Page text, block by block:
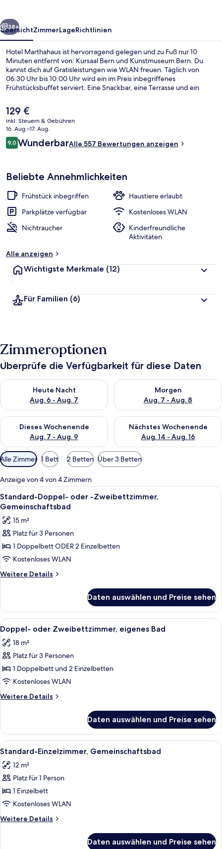
Weiter
38+
ÜbersichtZimmerLageRichtlinien
Hotel Marthahaus ist hervorragend gelegen und zu Fuß nur 10
Minuten entfernt von: Kursaal Bern und Kunstmuseum Bern. Du
kannst dich auf Gratisleistungen wie WLAN freuen. Täglich von
06:30 Uhr bis 10:00 Uhr wird ein im Preis inbegriffenes
Frühstücksbuffet serviert. Eine Snackbar, eine Terrasse und ein
lieben das hilfsbereite Personal und das Frühstück.
Der
aktuelle
Preis
beträgt
129 €.
129 €
inkl. Steuern & Gebühren
16. Aug.–17. Aug.
Bewertungen
9,09,0 von 10.
WunderbarAlle 557 Bewertungen anzeigen
Beliebte Annehmlichkeiten
Frühstück inbegriffen
Haustiere erlaubt
Parkplätze verfügbar
Kostenloses WLAN
Nichtraucher
Kinderfreundliche
Aktivitäten
Alle anzeigen
Wichtigste Merkmale (12)
Für Familien (6)
Zimmeroptionen
Überprüfe die Verfügbarkeit für diese Daten
Heute Nacht
Aug. 6 - Aug. 7
Überprüfe die Verfügbarkeit für heute Nacht, Aug. 6 - Aug. 7.
Morgen
Aug. 7 - Aug. 8
Überprüfe die Verfügbarkeit
Dieses Wochenende
Aug. 7 - Aug. 9
Überprüfe die Verfügbarkeit für dieses Wochenende, Aug. 7
Nächstes Wochenende
Aug. 14 - Aug. 16
Überprüfe die Verfügbarkeit
Verfügbare
Filter
für
Zimmer
Alle Zimmer 1 Bett 2 Betten Über 3 Betten
Anzeige von 4 von 4 Zimmern
Alle
Fotos
für
Standard-
Doppel-
oder
-
Zweibettzimmer,
Ein Hotelzimmer mit einem Bett,
6
Standard-Doppel- oder -Zweibettzimmer,
Gemeinschaftsbad
15 m²
Platz für 3 Personen
1 Doppelbett ODER 2 Einzelbetten
Kostenloses WLAN
Weitere Details
Weitere
Doppel-
oder
-
Zweibettzimmer,
Gemeinschaftsbad
Daten auswählen und Preise sehen
Alle
Fotos
für
Doppel-
oder
Zweibettzimmer,
eigenes
Bad
Allergikerbettwaren, Schreibtisch,
6
Doppel- oder Zweibettzimmer, eigenes Bad
18 m²
Platz für 3 Personen
1 Doppelbett und 2 Einzelbetten
Kostenloses WLAN
Weitere Details
Weitere
oder
Zweibettzimmer,
eigenes
Daten auswählen und Preise sehen
Alle
Fotos
für
Standard-
Einzelzimmer,
Gemeinschaftsbad
anzeigen
Ein Hotelzimmer mit einem Bett,
4
Standard-Einzelzimmer, Gemeinschaftsbad
12 m²
Platz für 1 Person
1 Einzelbett
Kostenloses WLAN
Weitere Details
Weitere
Daten auswählen und Preise sehen